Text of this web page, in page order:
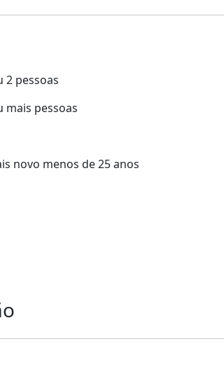
2 pessoas
mais pessoas
novo menos de 25 anos